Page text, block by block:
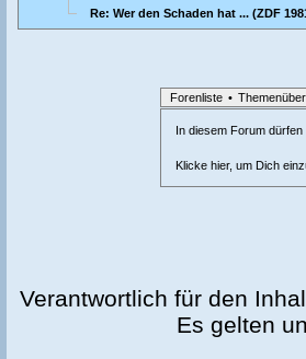
Re: Wer den Schaden hat ... (ZDF
Forenliste •
In diesem Forum
Klicke hier, um Dich
Verantwortlich für den
Es gelten